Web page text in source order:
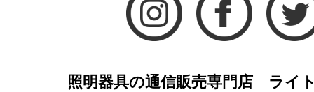
照明器具の通信販売専門店 ライ